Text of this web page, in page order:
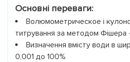
Основні переваги:
Волюмометрическое і
титрування за методом Фішера
Визначення вмісту води в
0,001 до 100%